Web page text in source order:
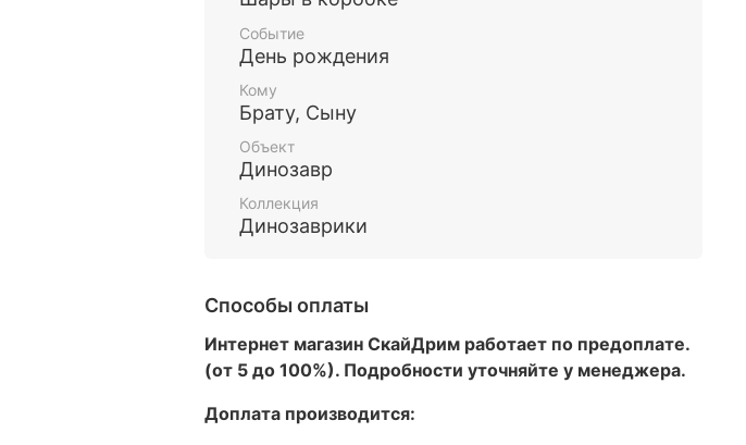
Событие
День рождения
Кому
Брату, Сыну
Объект
Динозавр
Коллекция
Динозаврики
Способы оплаты
Интернет магазин СкайДрим работает по предоплате.
(от 5 до 100%). Подробности уточняйте у менеджера.
Доплата производится: